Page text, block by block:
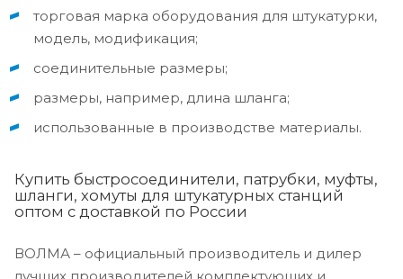
торговая марка оборудования для штукатурки,
модель, модификация;
соединительные размеры;
размеры, например, длина шланга;
использованные в производстве материалы.
Купить быстросоединители, патрубки, муфты,
шланги, хомуты для штукатурных станций
оптом с доставкой по России
ВОЛМА – официальный производитель и дилер